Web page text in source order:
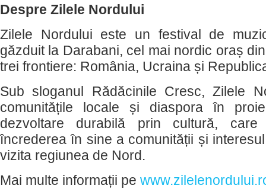
Despre Zilele Nordului
Zilele Nordului este un festival de
găzduit la Darabani, cel mai nordic oraș
trei frontiere: România, Ucraina și
Sub sloganul Rădăcinile Cresc, Zilele
comunitățile locale și diaspora în
dezvoltare durabilă prin cultură,
încrederea în sine a comunității și
vizita regiunea de Nord.
Mai multe informații pe